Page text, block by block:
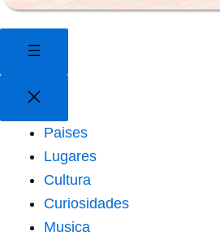
Paises
Lugares
Cultura
Curiosidades
Musica